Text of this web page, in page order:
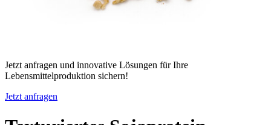
Jetzt anfragen und innovative Lösungen für Ihre
Lebensmittelproduktion sichern!
Jetzt anfragen